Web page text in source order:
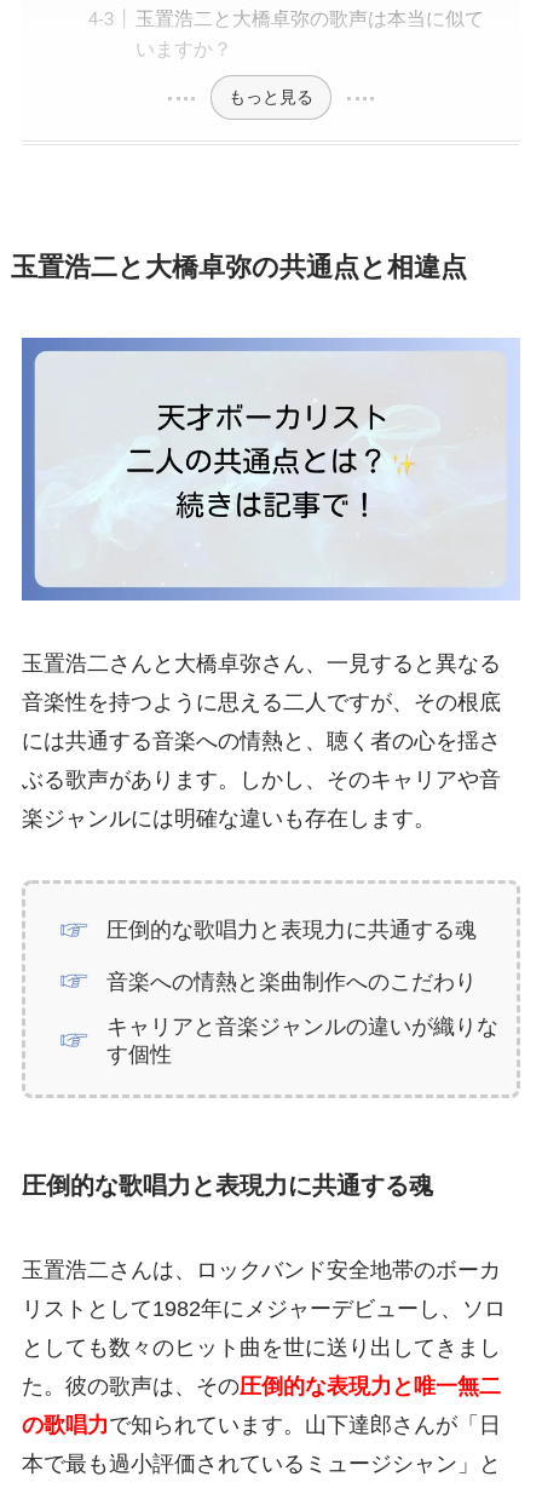
玉置浩二と大橋卓弥の歌声は本当に似て
いますか？
もっと見る
玉置浩二と大橋卓弥の共通点と相違点
玉置浩二さんと大橋卓弥さん、一見すると異なる
音楽性を持つように思える二人ですが、その根底
には共通する音楽への情熱と、聴く者の心を揺さ
ぶる歌声があります。しかし、そのキャリアや音
楽ジャンルには明確な違いも存在します。
圧倒的な歌唱力と表現力に共通する魂
音楽への情熱と楽曲制作へのこだわり
キャリアと音楽ジャンルの違いが織りな
す個性
圧倒的な歌唱力と表現力に共通する魂
玉置浩二さんは、ロックバンド安全地帯のボーカ
リストとして1982年にメジャーデビューし、ソロ
としても数々のヒット曲を世に送り出してきまし
た。彼の歌声は、その圧倒的な表現力と唯一無二
の歌唱力で知られています。山下達郎さんが「日
本で最も過小評価されているミュージシャン」と